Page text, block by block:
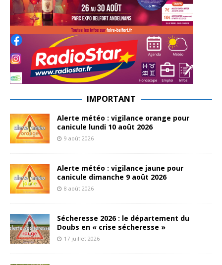
IMPORTANT
Alerte météo : vigilance orange pour
canicule lundi 10 août 2026
9 août 2026
Alerte météo : vigilance jaune pour
canicule dimanche 9 août 2026
8 août 2026
Sécheresse 2026 : le département du
Doubs en « crise sécheresse »
17 juillet 2026